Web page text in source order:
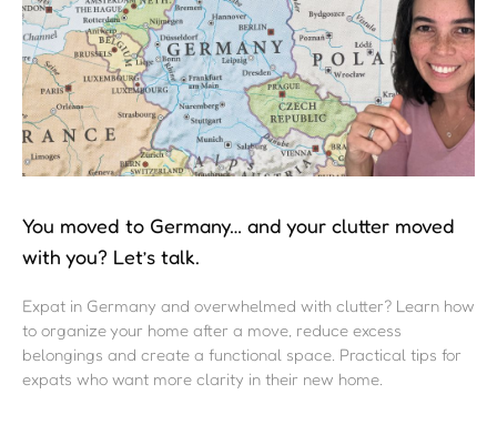
You moved to Germany… and your clutter moved
with you? Let’s talk.
Expat in Germany and overwhelmed with clutter? Learn how
to organize your home after a move, reduce excess
belongings and create a functional space. Practical tips for
expats who want more clarity in their new home.